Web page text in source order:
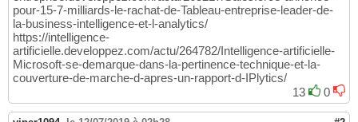
pour-15-7-milliards-le-rachat-de-Tableau-entreprise-leader-de-
la-business-intelligence-et-l-analytics/
https://intelligence-
artificielle.developpez.com/actu/264782/Intelligence-artificielle-
Microsoft-se-demarque-dans-la-pertinence-technique-et-la-
couverture-de-marche-d-apres-un-rapport-d-IPlytics/
13
0